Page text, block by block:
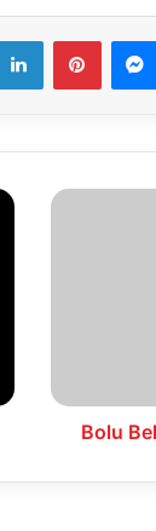
LinkedIn
Bolu
Bolu